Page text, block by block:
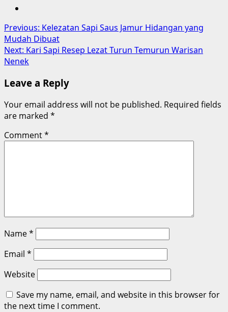
Post
navigation
Previous: Kelezatan Sapi Saus Jamur Hidangan yang
Mudah Dibuat
Next: Kari Sapi Resep Lezat Turun Temurun Warisan
Nenek
Leave a Reply
Your email address will not be published. Required fields
are marked *
Comment*
Name*
Email *
Website
Save my name, email, and website in this browser for
the next time I comment.